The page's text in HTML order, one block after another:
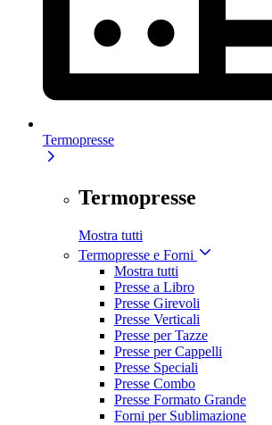
Termopresse
Termopresse
Mostra tutti
Termopresse e Forni
Mostra tutti
Presse a Libro
Presse Girevoli
Presse Verticali
Presse per Tazze
Presse per Cappelli
Presse Speciali
Presse Combo
Presse Formato Grande
Forni per Sublimazione